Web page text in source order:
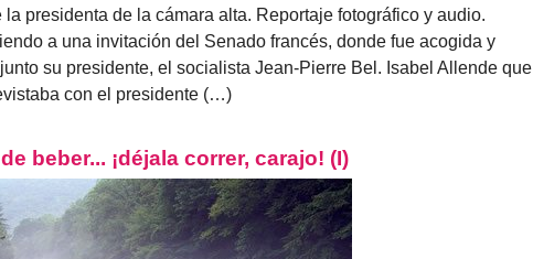
la presidenta de la cámara alta. Reportaje fotográfico y audio.
a una invitación del Senado francés, donde fue acogida y
su presidente, el socialista Jean-Pierre Bel. Isabel Allende que
con el presidente (…)
beber... ¡déjala correr, carajo! (I)